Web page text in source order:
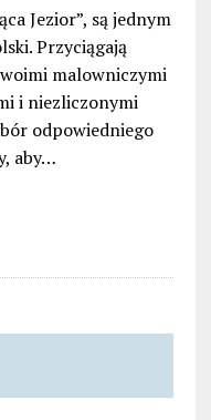
Jezior”, są jednym
Przyciągają
malowniczymi
i niezliczonymi
odpowiedniego
aby…